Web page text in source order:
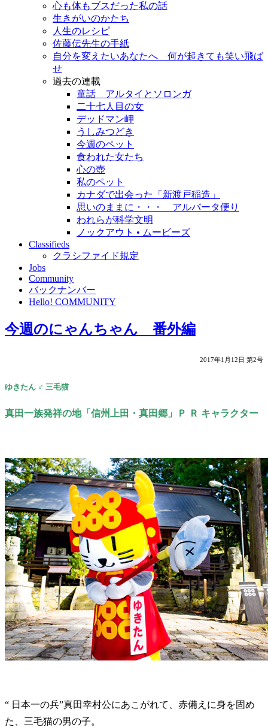
心も体もブスだった私の話
生きがいのかたち
人生のレシピ
佐藤伝先生の手紙
自分を変えたいあなたへ 何が起きても笑い飛ば
せ
過去の連載
童話 アルタイとソロンガ
二十七人目の女
デッドマン岬
うしみつどき
今週のペット
食われた女たち
心の壺
私のペット
カナダで出会った「新渡戸稲造」
思いのままに・・・ アルバータ便り
われらが科学文明
ノックアウト • ムービーズ
Classifieds
クラシファイド規定
Jobs
Community
バックナンバー
Hello! COMMUNITY
今週のにゃんちゃん 番外編
2017年1月12日 第2号
ゆきたん ♂ 三毛猫
真田一族発祥の地「信州上田・真田郷」Ｐ Ｒ キャラクター
“ 日本一の兵”真田幸村公にあこがれて、赤備えに身を固め
た、三毛猫の男の子。